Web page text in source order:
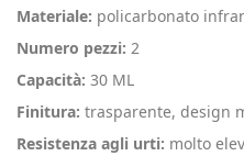
Materiale: policarbonato
Numero pezzi: 2
Capacità: 30 ML
Finitura: trasparente, design
Resistenza agli urti: molto